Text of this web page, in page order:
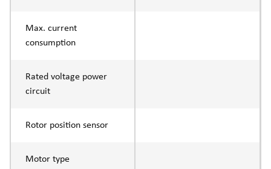
Max. current
consumption
Rated voltage power
circuit
Rotor position sensor
Motor type